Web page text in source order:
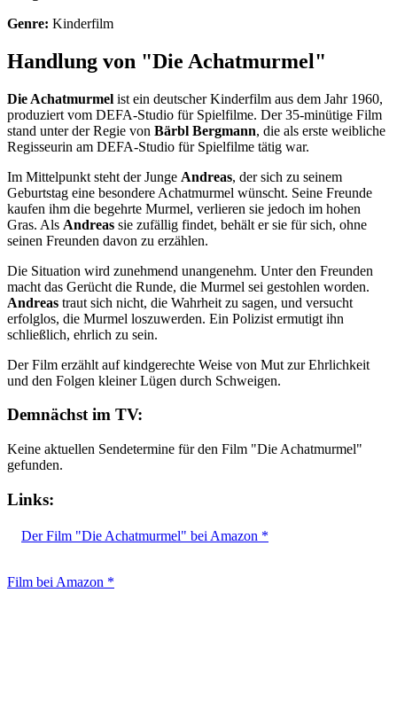
Genre: Kinderfilm
Handlung von "Die Achatmurmel"
Die Achatmurmel ist ein deutscher Kinderfilm aus dem Jahr 1960,
produziert vom DEFA-Studio für Spielfilme. Der 35-minütige Film
stand unter der Regie von Bärbl Bergmann, die als erste weibliche
Regisseurin am DEFA-Studio für Spielfilme tätig war.
Im Mittelpunkt steht der Junge Andreas, der sich zu seinem
Geburtstag eine besondere Achatmurmel wünscht. Seine Freunde
kaufen ihm die begehrte Murmel, verlieren sie jedoch im hohen
Gras. Als Andreas sie zufällig findet, behält er sie für sich, ohne
seinen Freunden davon zu erzählen.
Die Situation wird zunehmend unangenehm. Unter den Freunden
macht das Gerücht die Runde, die Murmel sei gestohlen worden.
Andreas traut sich nicht, die Wahrheit zu sagen, und versucht
erfolglos, die Murmel loszuwerden. Ein Polizist ermutigt ihn
schließlich, ehrlich zu sein.
Der Film erzählt auf kindgerechte Weise von Mut zur Ehrlichkeit
und den Folgen kleiner Lügen durch Schweigen.
Demnächst im TV:
Keine aktuellen Sendetermine für den Film "Die Achatmurmel"
gefunden.
Links:
Der Film "Die Achatmurmel" bei Amazon *
Film bei Amazon *